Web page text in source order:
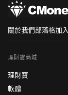
關於我們部落格加
理財寶商城
理財寶
軟體